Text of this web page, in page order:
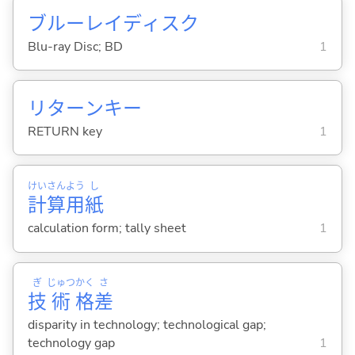
ブルーレイディスク
Blu-ray Disc; BD 1
リターンキー
RETURN key 1
計
けい
算
さん
用
よう
紙
し
calculation form; tally sheet 1
技
ぎ
術
じゅつ
格
かく
差
さ
disparity in technology; technological gap;
technology gap
1